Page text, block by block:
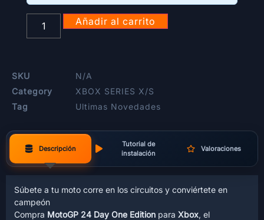
Añadir al carrito
SKU
N/A
Category
XBOX SERIES X/S
Tag
Ultimas Novedades
Descripción
Tutorial de
instalación
Valoraciones
Súbete a tu moto corre en los circuitos y conviértete en
campeón
Compra MotoGP 24 Day One Edition para Xbox, el